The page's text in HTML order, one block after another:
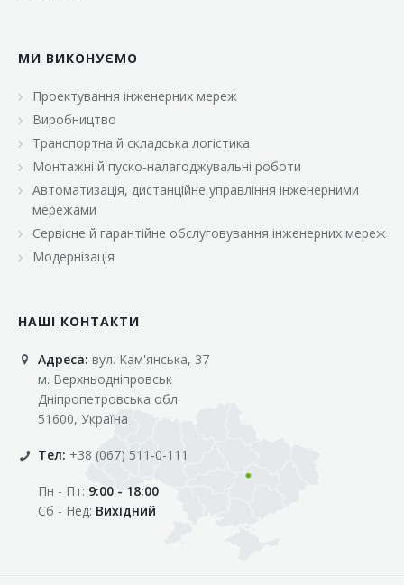
«Класс»
«Континент»
«Малинка»
«Марс»
«Оптовичок»
«Свіжачок»
«Сільпо»
«Фора»
«Фреш»
«Фуршет»
«Цент»
МИ ВИКОНУЄМО
Проектування інженерних мереж
Виробництво
Транспортна й складська логістика
Монтажні й пуско-налагоджувальні роботи
Автоматизація, дистанційне управління інженерними
мережами
Сервісне й гарантійне обслуговування інженерних мереж
Модернізація
НАШІ КОНТАКТИ
Адреса: вул. Кам'янська, 37
м. Верхньодніпровськ
Дніпропетровська обл.
51600, Україна
Тел: +38 (067) 511-0-111
Пн - Пт: 9:00 - 18:00
Сб - Нед: Вихідний